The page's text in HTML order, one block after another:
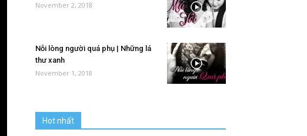
November 2, 2018
Nỗi lòng người quá phụ | Những lá
thư xanh
November 1, 2018
Hot nhất